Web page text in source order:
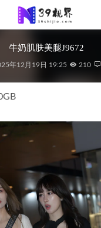
牛奶肌肤美腿J9672
年12月19日 19:25 210
2021-07-10
2025-06-20
戏太深J9215
2025-09-02
短牛仔MF00806 2022-09-17
2023-03-02